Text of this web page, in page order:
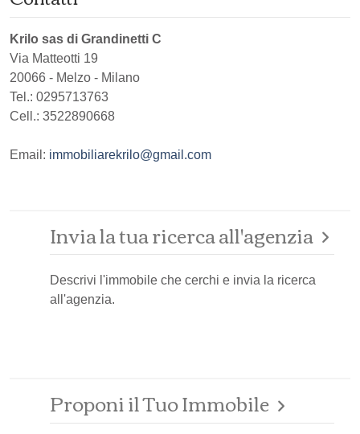
Krilo sas di Grandinetti C
Via Matteotti 19
20066 - Melzo - Milano
Tel.: 0295713763
Cell.: 3522890668
Email: immobiliarekrilo@gmail.com
Invia la tua ricerca all'agenzia
Descrivi l'immobile che cerchi e invia la ricerca
all'agenzia.
Proponi il Tuo Immobile